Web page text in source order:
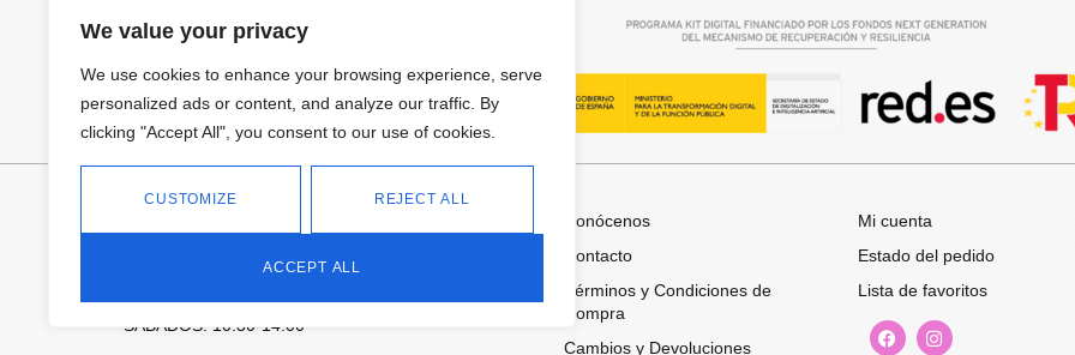
We value your privacy
We use cookies to enhance your browsing experience, serve
personalized ads or content, and analyze our traffic. By
clicking "Accept All", you consent to our use of cookies.
CUSTOMIZE REJECT ALL
ACCEPT ALL
FANTASÍA - TIENDA
Avd Don Antonio Huertas, 74
13700 Tomelloso (Ciudad Real)
Teléfono: 618 11 75 02
L a V: 10:30-14:00 | 18:00-21:00
SÁBADOS: 10.30-14:00
Conócenos
Contacto
Términos y Condiciones de
Compra
Cambios y Devoluciones
Mi cuenta
Estado del pedido
Lista de favoritos